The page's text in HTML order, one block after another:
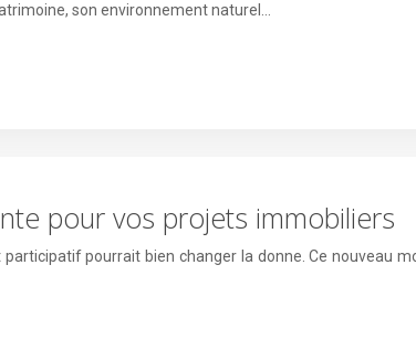
son environnement naturel…
pour vos projets immobiliers
pourrait bien changer la donne. Ce nouveau